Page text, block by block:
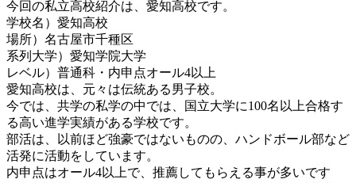
今回の私立高校紹介は、愛知高校です。
学校名）愛知高校
場所） 名古屋市千種区
系列大学） 愛知学院大学
レベル）普通科・内申点オール4以上
愛知高校は、元々は伝統ある男子校。
今では、共学の私学の中では、国立大学に100名以上合格す
る高い進学実績がある学校です。
部活は、以前ほど強豪ではないものの、ハンドボール部など
活発に活動をしています。
内申点はオール4以上で、推薦してもらえる事が多いです